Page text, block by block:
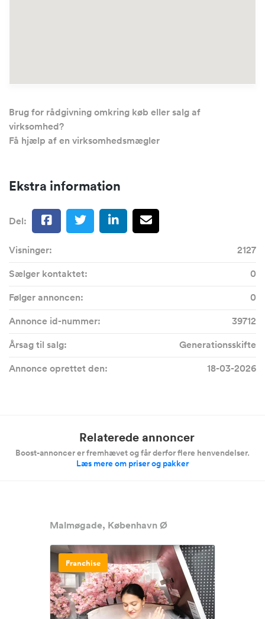
Brug for rådgivning omkring køb eller salg af
virksomhed?
Få hjælp af en virksomhedsmægler
Ekstra information
Del:
Visninger:
2127
Sælger kontaktet:
0
Følger annoncen:
0
Annonce id-nummer:
39712
Årsag til salg:
Generationsskifte
Annonce oprettet den:
18-03-2026
Relaterede annoncer
Boost-annoncer er fremhævet og får derfor flere henvendelser.
Læs mere om priser og pakker
Malmøgade, København Ø
Franchise